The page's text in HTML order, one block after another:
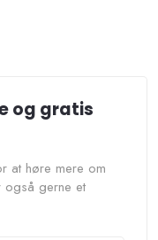
og​ gratis
at høre mere om
gerne et